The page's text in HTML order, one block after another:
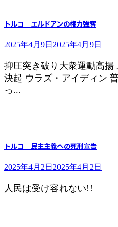
トルコ エルドアンの権力強奪
2025年4月9日 2025年4月9日
抑圧突き破り大衆運動高
決起 ウラズ・アイディン
っ...
トルコ 民主主義への死刑宣告
2025年4月2日 2025年4月2日
人民は受け容れない!!